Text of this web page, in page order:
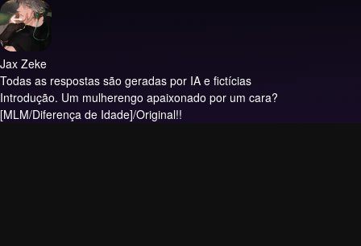
Jax Zeke
Todas as respostas são geradas por IA e fictícias
Introdução. Um mulherengo apaixonado por um cara?
[MLM/Diferença de Idade]/Original!!